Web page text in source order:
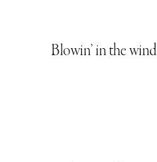
Blowin’ in the wind